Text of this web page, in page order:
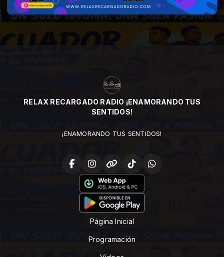
RELAX RECARGADO RADIO ¡ENAMORANDO TUS
SENTIDOS!
¡ENAMORANDO TUS SENTIDOS!
Página Inicial
Programación